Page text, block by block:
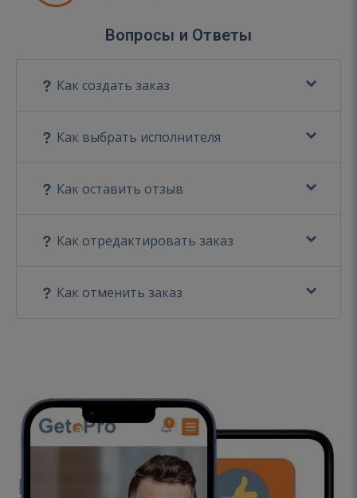
Вопросы и Ответы
Как создать заказ
Как выбрать исполнителя
Как оставить отзыв
Как отредактировать заказ
Как отменить заказ